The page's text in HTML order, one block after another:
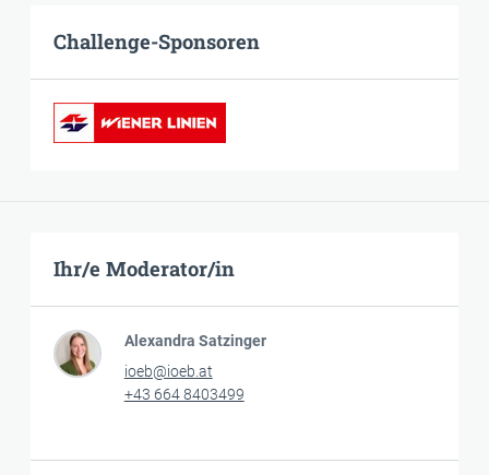
Challenge-Sponsoren
Ihr/e Moderator/in
Alexandra Satzinger
ioeb@ioeb.at
+43 664 8403499